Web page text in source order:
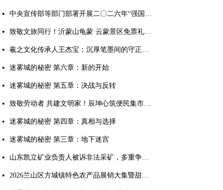
넷 中央宣传部等部门部署开展二〇二六年“强国复兴有我”群众性主题宣传教育活动
넷 致敬文旅同行！沂蒙山龟蒙·云蒙景区免票礼遇全国旅游人！
넷 羲之文化传承人王杰宝：沉厚笔墨间的守正出新
넷 迷雾城的秘密 第六章：新的开始
넷 迷雾城的秘密 第五章：决战与反转
넷 致敬劳动者 共建文明家！辰坤心筑便民集市烟火气暖人心
넷 迷雾城的秘密 第四章：真相与选择
넷 迷雾城的秘密 第三章：地下迷宫
넷 山东凯立矿业负责人被诉非法采矿，多重争议待解
넷 2026兰山区方城镇特色农产品展销大集暨甜瓜大赛成功举办